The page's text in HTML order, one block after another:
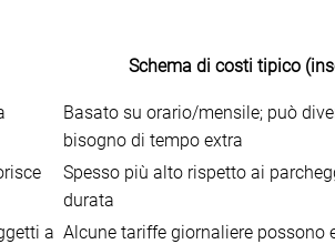
Schema di costi tipico
Basato su orario/mensile; può
bisogno di tempo extra
Spesso più alto rispetto ai
durata
a Alcune tariffe giornaliere possono